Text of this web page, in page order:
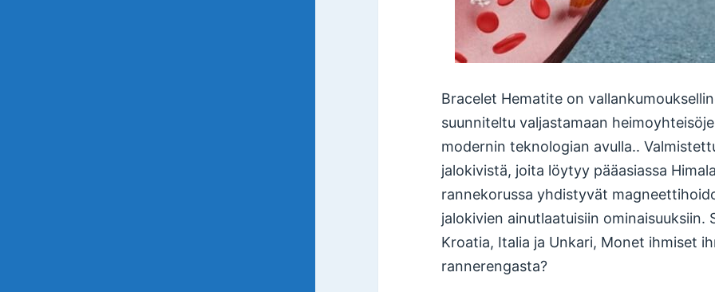
Bracelet Hematite on
suunniteltu valjastamaan
modernin teknologian avulla..
jalokivistä, joita löytyy pääasiassa
rannekorussa yhdistyvät
jalokivien ainutlaatuisiin ominaisuuksiin.
Kroatia, Italia ja Unkari, Monet ihmiset
rannerengasta?